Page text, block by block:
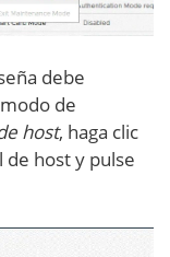
debe
de
host, haga clic
host y pulse